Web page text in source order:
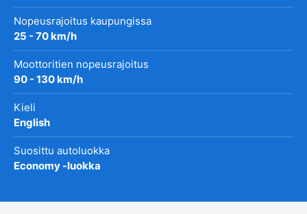
Nopeusrajoitus kaupungissa
25 - 70 km/h
Moottoritien nopeusrajoitus
90 - 130 km/h
Kieli
English
Suosittu autoluokka
Economy -luokka